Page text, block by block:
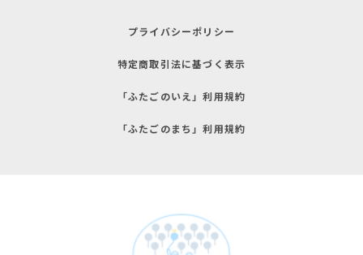
プライバシーポリシー
特定商取引法に基づく表示
「ふたごのいえ」利用規約
「ふたごのまち」利用規約